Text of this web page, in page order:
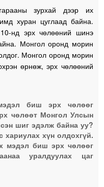
зурхай дээр их
хуран цуглаад байна.
нд эрх чөлөөний шинэ
Монгол оронд морин
Монгол оронд морин
өрнөж, эрх чөлөөний
биш эрх чөлөөг
чөлөөт Монгол Улсын
шиг эдэлж байна уу?
хариулах хүн олдохгүй.
мэдэл биш эрх чөлөөг
уралдуулах цаг